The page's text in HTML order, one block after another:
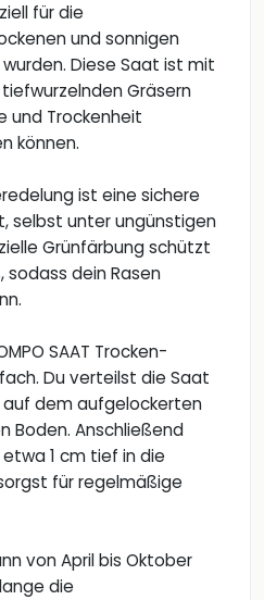
für die
und sonnigen
Diese Saat ist mit
Gräsern
und Trockenheit
können.
ist eine sichere
selbst unter ungünstigen
Grünfärbung schützt
dein Rasen
SAAT Trocken-
Du verteilst die Saat
dem aufgelockerten
Boden. Anschließend
1 cm tief in die
für regelmäßige
von April bis Oktober
die